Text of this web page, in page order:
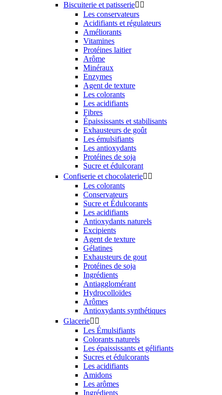
Biscuiterie et patisserie 
Les conservateurs
Acidifiants et régulateurs
Améliorants
Vitamines
Protéines laitier
Arôme
Minéraux
Enzymes
Agent de texture
Les colorants
Les acidifiants
Fibres
Épaississants et stabilisants
Exhausteurs de goût
Les émulsifiants
Les antioxydants
Protéines de soja
Sucre et édulcorant
Confiserie et chocolaterie 
Les colorants
Conservateurs
Sucre et Édulcorants
Les acidifiants
Antioxydants naturels
Excipients
Agent de texture
Gélatines
Exhausteurs de gout
Protéines de soja
Ingrédients
Antiagglomérant
Hydrocolloïdes
Arômes
Antioxydants synthétiques
Glacerie 
Les Émulsifiants
Colorants naturels
Les épaississants et gélifiants
Sucres et édulcorants
Les acidifiants
Amidons
Les arômes
Ingrédients